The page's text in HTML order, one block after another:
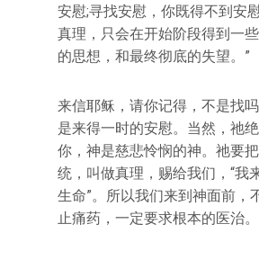
安慰;寻找安慰，你既得不到安
真理，只会在开始阶段得到一
的思想，和最终彻底的失望。”
来信耶稣，请你记得，不是找
是来得一时的安慰。当然，祂
你，神是慈悲怜悯的神。祂要
统，叫做真理，赐给我们，“我
生命”。所以我们来到神面前，
止痛药，一定要求根本的医治。